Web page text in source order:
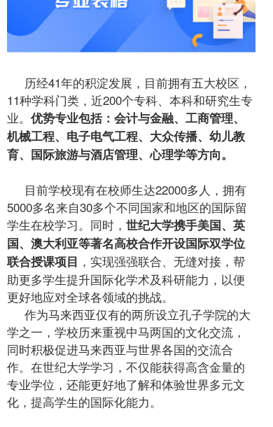
历经41年的积淀发展，目前拥有五大校区，
11种学科门类，近200个专科、本科和研究生专
业。 优势专业包括：会计与金融、工商管理、
机械工程、电子电气工程、大众传播、幼儿教
育、国际旅游与酒店管理、心理学等方向。
目前学校现有在校师生达22000多人，拥有
5000多名来自30多个不同国家和地区的国际留
学生在校学习。同时， 世纪大学携手美国、英
国、澳大利亚等著名高校合作开设国际双学位
联合授课项目 ，实现强强联合、无缝对接，帮
助更多学生提升国际化学术及科研能力，以便
更好地应对全球各领域的挑战。
作为马来西亚仅有的两所设立孔子学院的大
学之一，学校历来重视中马两国的文化交流，
同时积极促进马来西亚与世界各国的交流合
作。在世纪大学学习，不仅能获得高含金量的
专业学位，还能更好地了解和体验世界多元文
化，提高学生的国际化能力。